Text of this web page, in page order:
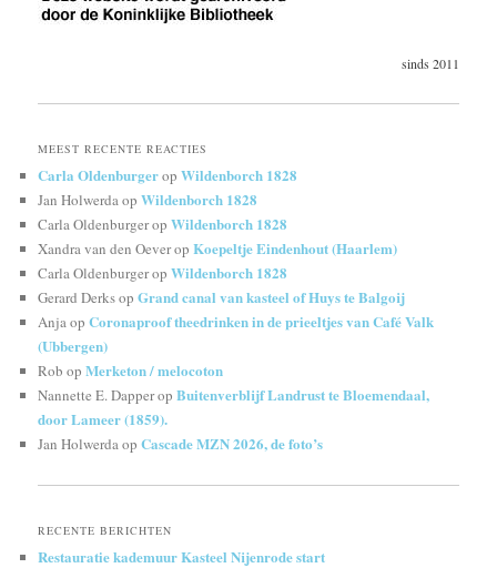
sinds 2011
MEEST RECENTE REACTIES
Carla OldenburgeropWildenborch 1828
Jan HolwerdaopWildenborch 1828
Carla OldenburgeropWildenborch 1828
Xandra van den OeveropKoepeltje Eindenhout (Haarlem)
Carla OldenburgeropWildenborch 1828
Gerard DerksopGrand canal van kasteel of Huys te Balgoij
AnjaopCoronaproof theedrinken in de prieeltjes van Café Valk
(Ubbergen)
Rob opMerketon / melocoton
Nannette E. DapperopBuitenverblijf Landrust te Bloemendaal,
door Lameer (1859).
Jan HolwerdaopCascade MZN 2026, de foto’s
RECENTE BERICHTEN
Restauratie kademuur Kasteel Nijenrode start